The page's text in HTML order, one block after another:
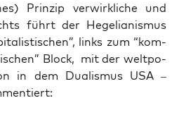
Prin­zip ver­wirk­li­che und
führt der Hege­lia­nis­mus
links zum “kom­
Block, mit der welt­po­
in dem Dua­lis­mus USA –